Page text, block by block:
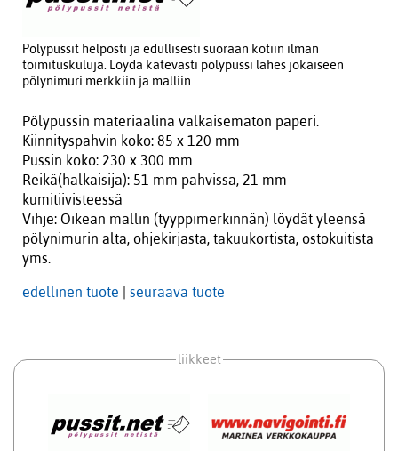
Pölypussit helposti ja edullisesti suoraan kotiin ilman
toimituskuluja. Löydä kätevästi pölypussi lähes jokaiseen
pölynimuri merkkiin ja malliin.
Pölypussin materiaalina valkaisematon paperi.
Kiinnityspahvin koko: 85 x 120 mm
Pussin koko: 230 x 300 mm
Reikä(halkaisija): 51 mm pahvissa, 21 mm
kumitiivisteessä
Vihje: Oikean mallin (tyyppimerkinnän) löydät yleensä
pölynimurin alta, ohjekirjasta, takuukortista, ostokuitista
yms.
edellinen tuote seuraava tuote
liikkeet